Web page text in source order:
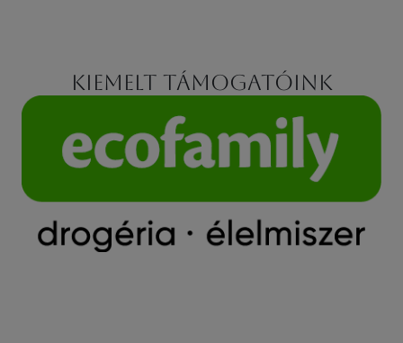
Kiemelt támogatóink